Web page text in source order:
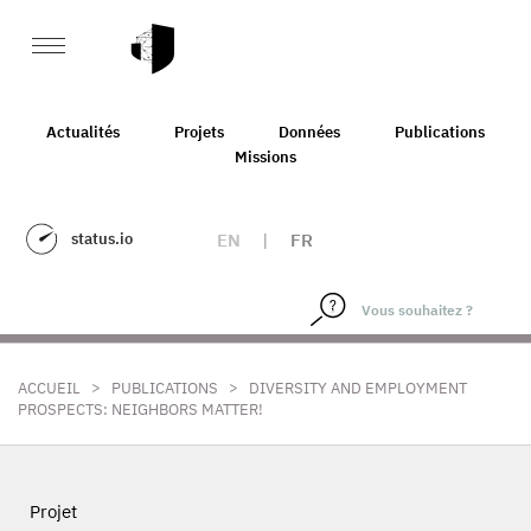
Actualités Projets Données
Publications
Missions
status.io EN | FR
ACCUEIL > PUBLICATIONS >
DIVERSITY AND EMPLOYMENT
PROSPECTS: NEIGHBORS MATTER!
Projet